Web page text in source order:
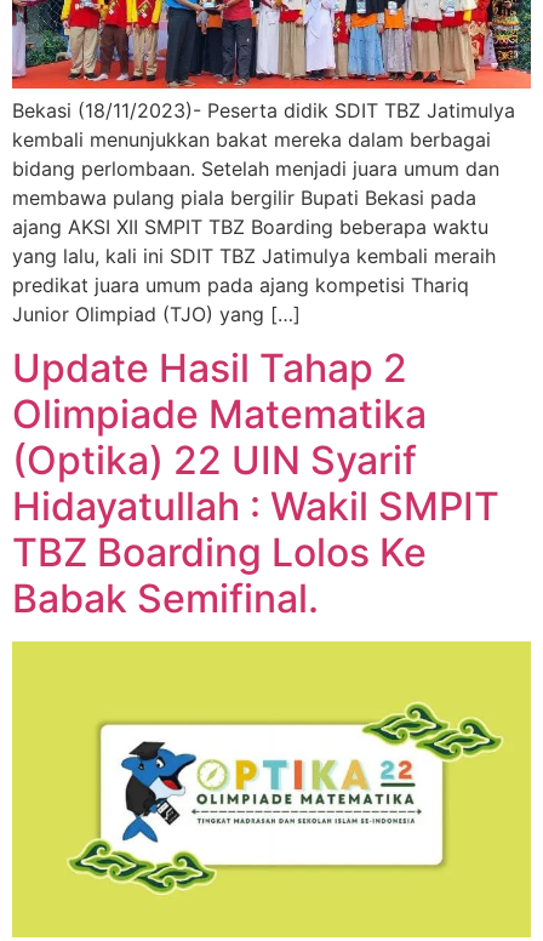
Bekasi (18/11/2023)- Peserta didik SDIT TBZ Jatimulya
kembali menunjukkan bakat mereka dalam berbagai
bidang perlombaan. Setelah menjadi juara umum dan
membawa pulang piala bergilir Bupati Bekasi pada
ajang AKSI XII SMPIT TBZ Boarding beberapa waktu
yang lalu, kali ini SDIT TBZ Jatimulya kembali meraih
predikat juara umum pada ajang kompetisi Thariq
Junior Olimpiad (TJO) yang […]
Update Hasil Tahap 2
Olimpiade Matematika
(Optika) 22 UIN Syarif
Hidayatullah : Wakil SMPIT
TBZ Boarding Lolos Ke
Babak Semifinal.